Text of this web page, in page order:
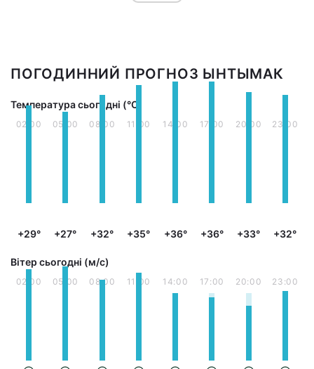
ПОГОДИННИЙ ПРОГНОЗ ЫНТЫМАК
Температура сьогодні (°С)
02:00
+29°
05:00
+27°
08:00
+32°
11:00
+35°
14:00
+36°
17:00
+36°
20:00
+33°
23:00
+32°
Вітер сьогодні (м/с)
02:00 05:00 08:00 11:00 14:00 17:00 20:00 23:00